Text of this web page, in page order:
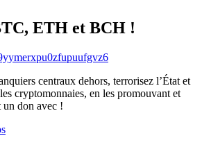
ETH et BCH !
centraux dehors, terrorisez l’État et
cryptomonnaies, en les promouvant et
un don avec !